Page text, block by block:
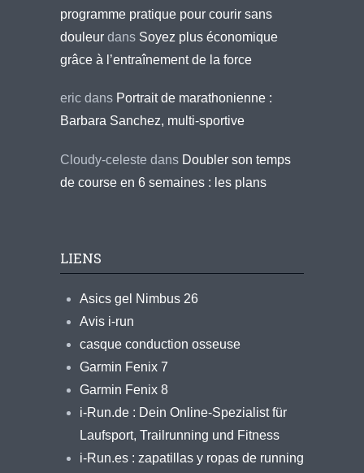
programme pratique pour courir sans
douleur dans Soyez plus économique
grâce à l’entraînement de la force
eric dans Portrait de marathonienne :
Barbara Sanchez, multi-sportive
Cloudy-celeste dans Doubler son temps
de course en 6 semaines : les plans
LIENS
Asics gel Nimbus 26
Avis i-run
casque conduction osseuse
Garmin Fenix 7
Garmin Fenix 8
i-Run.de : Dein Online-Spezialist für
Laufsport, Trailrunning und Fitness
i-Run.es : zapatillas y ropas de running